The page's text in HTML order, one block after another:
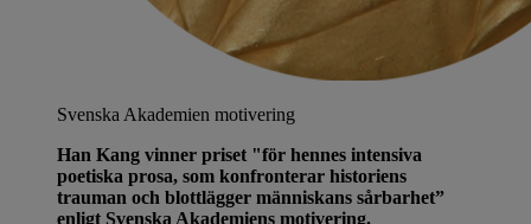
Svenska Akademien motivering
Han Kang vinner priset "för hennes intensiva
poetiska prosa, som konfronterar historiens
trauman och blottlägger människans sårbarhet”
enligt Svenska Akademiens motivering.